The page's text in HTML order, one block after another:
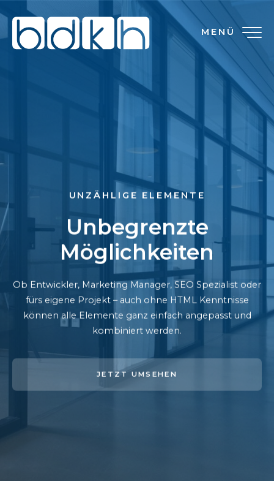
MENÜ
UNZÄHLIGE ELEMENTE
Unbegrenzte
Möglichkeiten
Ob Entwickler, Marketing Manager, SEO Spezialist oder
fürs eigene Projekt – auch ohne HTML Kenntnisse
können alle Elemente ganz einfach angepasst und
kombiniert werden.
JETZT UMSEHEN